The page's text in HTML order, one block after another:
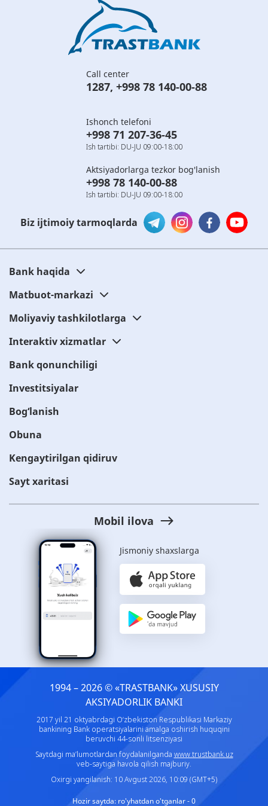
Call center
1287, +998 78 140-00-88
Ishonch telefoni
+998 71 207-36-45
Ish tartibi: DU-JU 09:00-18:00
Aktsiyadorlarga tezkor bog'lanish
+998 78 140-00-88
Ish tartibi: DU-JU 09:00-18:00
Biz ijtimoiy tarmoqlarda
Bank haqida
Matbuot-markazi
Moliyaviy tashkilotlarga
Interaktiv xizmatlar
Bank qonunchiligi
Investitsiyalar
Bog‘lanish
Obuna
Kengaytirilgan qidiruv
Sayt xaritasi
Mobil ilova
Jismoniy shaxslarga
1994 – 2026 © «TRASTBANK» ХUSUSIY
AKSIYADORLIK BANKI
2017 yil 21 oktyabrdagi O‘zbekiston Respublikasi Markaziy
bankining Bank operatsiyalarini amalga oshirish huquqini
beruvchi 44-sonli litsenziyasi
Saytdagi ma’lumotlardan foydalanilganda www.trustbank.uz
veb-saytiga havola qilish majburiy.
Oxirgi yangilanish: 10 Avgust 2026, 10:09 (GMT+5)
Hozir saytda: ro'yhatdan o'tganlar - 0